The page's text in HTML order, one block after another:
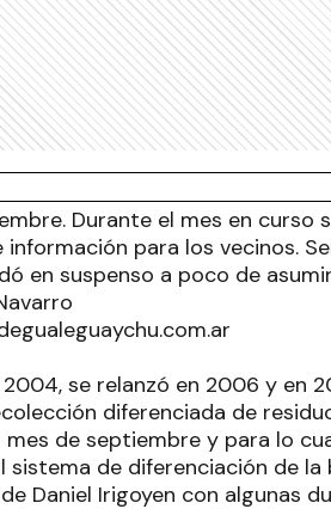
Durante el mes en
para los vecinos.
en suspenso a poco de
se relanzó en 2006 y en
diferenciada de
de septiembre y para lo
sistema de diferenciación de
Daniel Irigoyen con algunas